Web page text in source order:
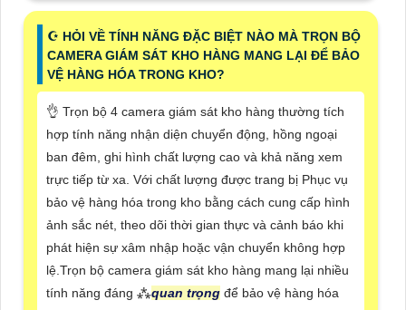
☪ HỎI VỀ TÍNH NĂNG ĐẶC BIỆT NÀO MÀ TRỌN BỘ
CAMERA GIÁM SÁT KHO HÀNG MANG LẠI ĐỂ BẢO
VỆ HÀNG HÓA TRONG KHO?
👌 Trọn bộ 4 camera giám sát kho hàng thường tích
hợp tính năng nhận diện chuyển động, hồng ngoại
ban đêm, ghi hình chất lượng cao và khả năng xem
trực tiếp từ xa. Với chất lượng được trang bị Phục vụ
bảo vệ hàng hóa trong kho bằng cách cung cấp hình
ảnh sắc nét, theo dõi thời gian thực và cảnh báo khi
phát hiện sự xâm nhập hoặc vận chuyển không hợp
lệ.Trọn bộ camera giám sát kho hàng mang lại nhiều
tính năng đáng ⁂quan trọng để bảo vệ hàng hóa